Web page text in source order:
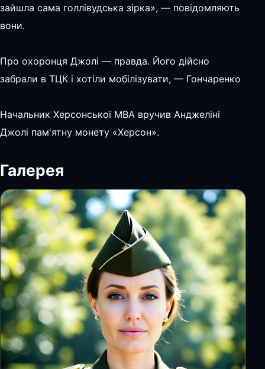
зайшла сама голлівудська зірка», — повідомляють
вони.
Про охоронця Джолі — правда. Його дійсно
забрали в ТЦК і хотіли мобілізувати, — Гончаренко
Начальник Херсонської МВА вручив Анджеліні
Джолі пам'ятну монету «Херсон».
Галерея